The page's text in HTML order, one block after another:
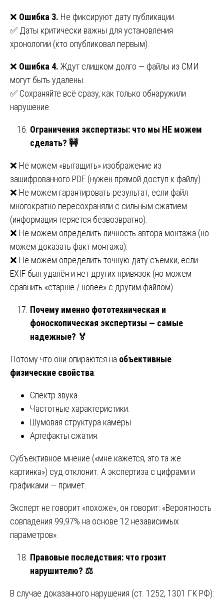
❌ Ошибка 3. Не фиксируют дату публикации.
✅ Даты критически важны для установления
хронологии (кто опубликовал первым).
❌ Ошибка 4. Ждут слишком долго — файлы из СМИ
могут быть удалены.
✅ Сохраняйте всё сразу, как только обнаружили
нарушение.
Ограничения экспертизы: что мы НЕ можем
сделать? 🚧
❌ Не можем «вытащить» изображение из
зашифрованного PDF (нужен прямой доступ к файлу).
❌ Не можем гарантировать результат, если файл
многократно пересохраняли с сильным сжатием
(информация теряется безвозвратно).
❌ Не можем определить личность автора монтажа (но
можем доказать факт монтажа).
❌ Не можем определить точную дату съёмки, если
EXIF был удалён и нет других привязок (но можем
сравнить «старше / новее» с другим файлом).
Почему именно фототехническая и
фоноскопическая экспертизы — самые
надежные? 🏅
Потому что они опираются на объективные
физические свойства:
Спектр звука.
Частотные характеристики.
Шумовая структура камеры.
Артефакты сжатия.
Субъективное мнение («мне кажется, это та же
картинка») суд отклонит. А экспертиза с цифрами и
графиками — примет.
Эксперт не говорит «похоже», он говорит: «Вероятность
совпадения 99,97% на основе 12 независимых
параметров».
Правовые последствия: что грозит
нарушителю? ⚖️
В случае доказанного нарушения (ст. 1252, 1301 ГК РФ):